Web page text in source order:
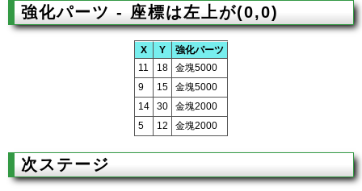
強化パーツ - 座標は左上が(0,0)
X Y
強化パーツ
11
18
金塊5000
9
15
金塊5000
14
30
金塊2000
5
12 金塊2000
次ステージ